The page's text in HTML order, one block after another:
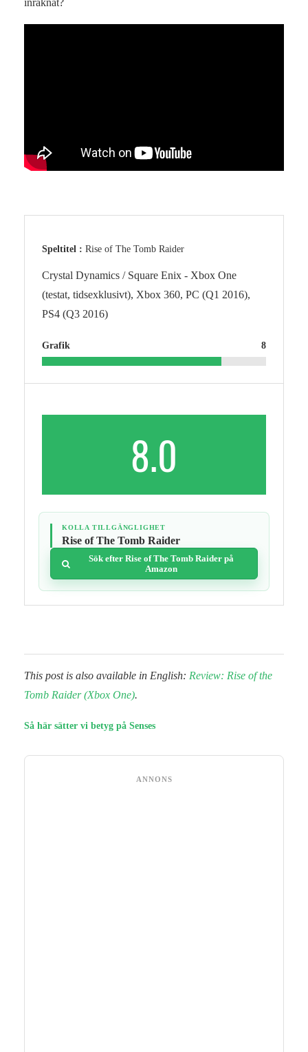
Speltitel : Rise of The Tomb Raider
Crystal Dynamics / Square Enix - Xbox One
(testat, tidsexklusivt), Xbox 360, PC (Q1 2016),
PS4 (Q3 2016)
Grafik 8
8.0
KOLLA TILLGÄNGLIGHET
Rise of The Tomb Raider
Sök efter Rise of The Tomb Raider på
Amazon
This post is also available in English: Review: Rise of the
Tomb Raider (Xbox One).
Så här sätter vi betyg på Senses
ANNONS